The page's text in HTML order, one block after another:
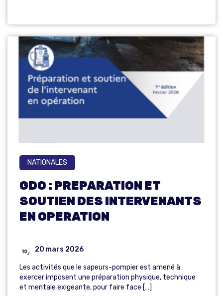
NATIONALES
GDO : PREPARATION ET
SOUTIEN DES INTERVENANTS
EN OPERATION
20 mars 2026
Les activités que le sapeurs-pompier est amené à
exercer imposent une préparation physique, technique
et mentale exigeante, pour faire face […]